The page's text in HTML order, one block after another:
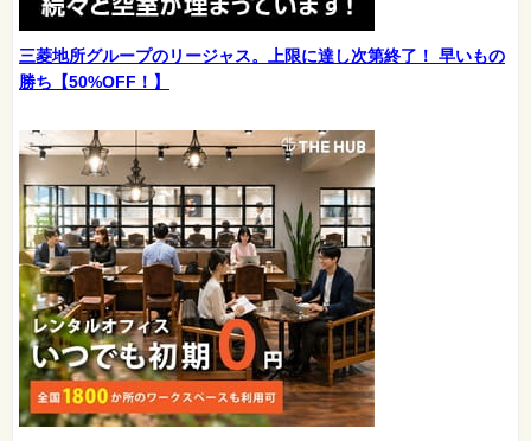
三菱地所グループのリージャス。上限に達し次第終了！ 早いもの
勝ち【50%OFF！】